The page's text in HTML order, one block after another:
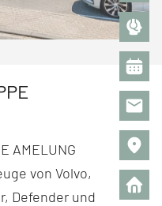
AMELUNG
von Volvo,
Defender und